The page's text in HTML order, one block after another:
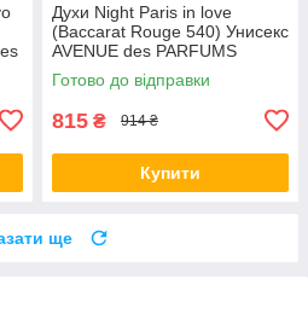
Духи Night Paris in love
(Baccarat Rouge 540) Унисекс
AVENUE des PARFUMS
Аромат с группы восточных,
цветочных
Готово до відправки
815 ₴ 914 ₴
Купити
ще